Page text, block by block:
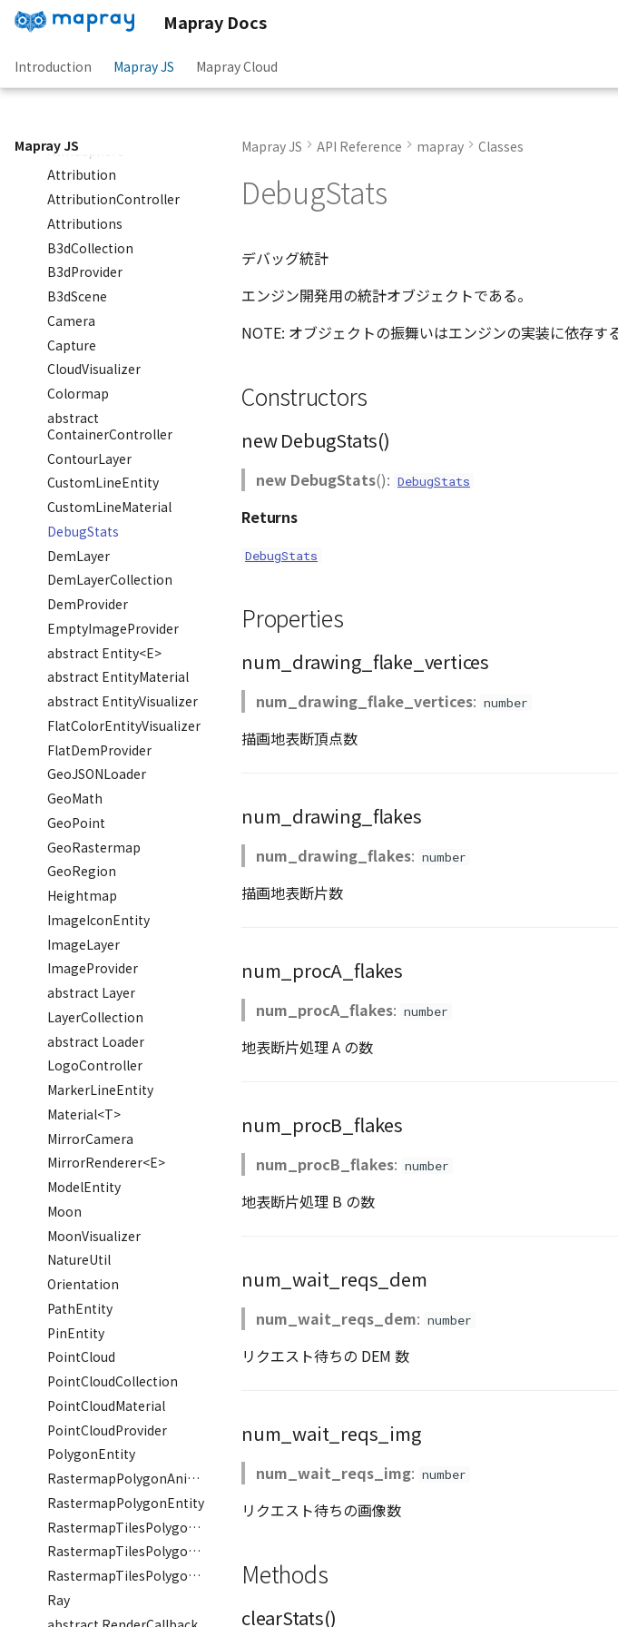
Mapray Docs
Introduction Mapray JS Mapray Cloud
Mapray JS
AbstractPointEntity<T>
abstract
AbstractRastermapPolygonEntity
Atmosphere
Attribution
AttributionController
Attributions
B3dCollection
B3dProvider
B3dScene
Camera
Capture
CloudVisualizer
Colormap
abstract
ContainerController
ContourLayer
CustomLineEntity
CustomLineMaterial
DebugStats
DemLayer
DemLayerCollection
DemProvider
EmptyImageProvider
abstract Entity<E>
abstract EntityMaterial
abstract EntityVisualizer
FlatColorEntityVisualizer
FlatDemProvider
GeoJSONLoader
GeoMath
GeoPoint
GeoRastermap
GeoRegion
Heightmap
ImageIconEntity
ImageLayer
ImageProvider
abstract Layer
LayerCollection
abstract Loader
LogoController
MarkerLineEntity
Material<T>
MirrorCamera
MirrorRenderer<E>
ModelEntity
Moon
MoonVisualizer
NatureUtil
Orientation
PathEntity
PinEntity
PointCloud
PointCloudCollection
PointCloudMaterial
PointCloudProvider
PolygonEntity
RastermapPolygonAnimationEntity
RastermapPolygonEntity
RastermapTilesPolygonAnimationEntity
RastermapTilesPolygonEntity
RastermapTilesPolygonMaterial
Ray
Mapray JS API Reference mapray Classes
DebugStats
デバッグ統計
エンジン開発用の統計オブジェクトである。
NOTE: オブジェクトの振舞いはエンジンの実装に依存す
Constructors
new DebugStats()
new DebugStats(): DebugStats
Returns
DebugStats
Properties
num_drawing_flake_vertices
num_drawing_flake_vertices: number
描画地表断頂点数
num_drawing_flakes
num_drawing_flakes: number
描画地表断片数
num_procA_flakes
num_procA_flakes: number
地表断片処理 A の数
num_procB_flakes
num_procB_flakes: number
地表断片処理 B の数
num_wait_reqs_dem
num_wait_reqs_dem: number
リクエスト待ちの DEM 数
num_wait_reqs_img
num_wait_reqs_img: number
リクエスト待ちの画像数
Methods
clearStats()